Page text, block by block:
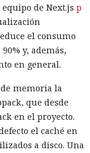
equipo de Next.js p
el consumo
y, además,
en general.
memoria la
que desde
en el proyecto.
el caché en
a disco. Una